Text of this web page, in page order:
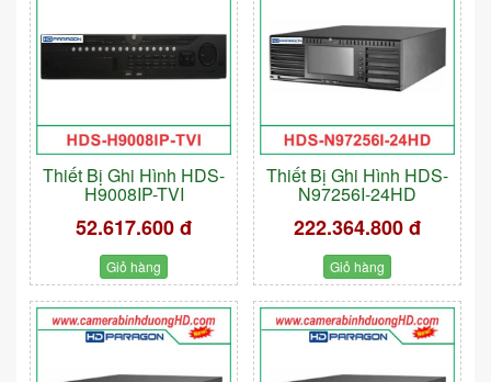
Thiết Bị Ghi Hình HDS-
H9008IP-TVI
52.617.600 đ
Giỏ hàng
Thiết Bị Ghi Hình HDS-
N97256I-24HD
222.364.800 đ
Giỏ hàng